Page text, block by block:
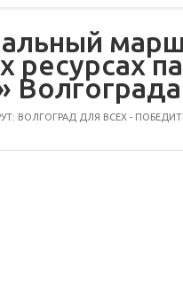
ВОЛГОГРАД ДЛЯ ВСЕХ -